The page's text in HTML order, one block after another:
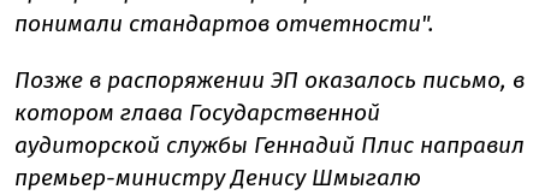
понимали стандартов отчетности".
Позже в распоряжении ЭП оказалось письмо, в
котором глава Государственной
аудиторской службы Геннадий Плис направил
премьер-министру Денису Шмыгалю